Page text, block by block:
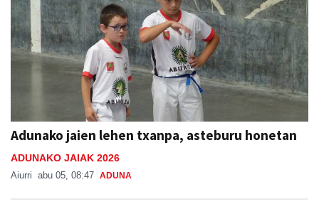
Adunako jaien lehen txanpa, asteburu honetan
ADUNAKO JAIAK 2026
Aiurri abu 05, 08:47 ADUNA